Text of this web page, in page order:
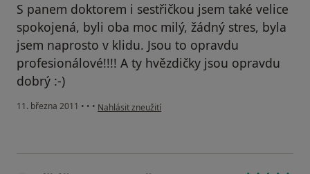
S panem doktorem i sestřičkou jsem také velice
spokojená, byli oba moc milý, žádný stres, byla
jsem naprosto v klidu. Jsou to opravdu
profesionálové!!!! A ty hvězdičky jsou opravdu
dobrý :-)
11. března 2011 • • • podle názoru uživatele Pacient
Nahlásit zneužití